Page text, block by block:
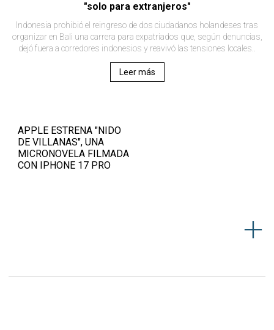
"solo para extranjeros"
Indonesia prohibió el reingreso de dos ciudadanos holandeses tras
organizar en Bali una carrera para expatriados que, según denuncias,
dejó fuera a corredores indonesios y reavivó las tensiones locales..
Leer más
APPLE ESTRENA "NIDO
DE VILLANAS", UNA
MICRONOVELA FILMADA
CON IPHONE 17 PRO